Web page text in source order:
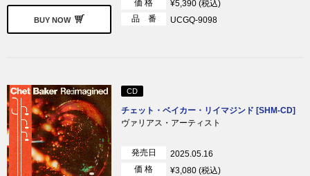
BUY NOW
価 格
¥5,390 (税込)
品 番
UCGQ-9098
CD
チェット・ベイカー・リイマジンド [SHM-CD]
ヴァリアス・アーティスト
発売日
2025.05.16
価 格
¥3,080 (税込)